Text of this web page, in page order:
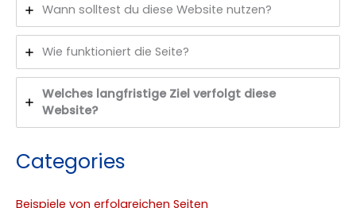
Wann solltest du diese Website nutzen?
Wie funktioniert die Seite?
Welches langfristige Ziel verfolgt diese
Website?
Categories
Beispiele von erfolgreichen Seiten